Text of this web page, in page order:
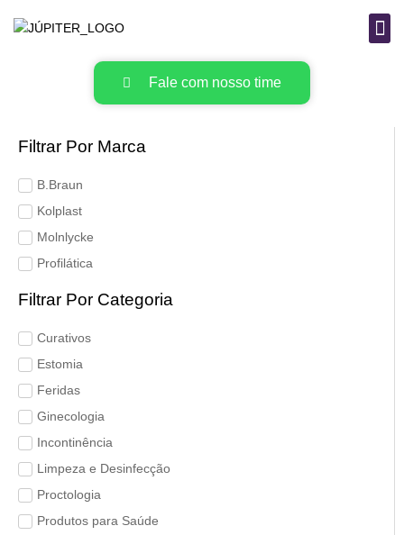
Fale com nosso time
Filtrar Por Marca
B.Braun
Kolplast
Molnlycke
Profilática
Filtrar Por Categoria
Curativos
Estomia
Feridas
Ginecologia
Incontinência
Limpeza e Desinfecção
Proctologia
Produtos para Saúde